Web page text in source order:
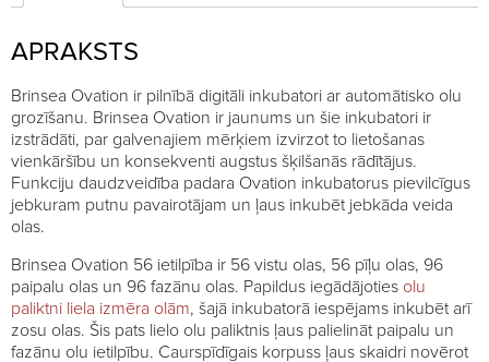
APRAKSTS
Brinsea Ovation ir pilnībā digitāli inkubatori ar automātisko olu
grozīšanu. Brinsea Ovation ir jaunums un šie inkubatori ir
izstrādāti, par galvenajiem mērķiem izvirzot to lietošanas
vienkāršību un konsekventi augstus šķilšanās rādītājus.
Funkciju daudzveidība padara Ovation inkubatorus pievilcīgus
jebkuram putnu pavairotājam un ļaus inkubēt jebkāda veida
olas.
Brinsea Ovation 56 ietilpība ir 56 vistu olas, 56 pīļu olas, 96
paipalu olas un 96 fazānu olas. Papildus iegādājoties olu
paliktni liela izmēra olām, šajā inkubatorā iespējams inkubēt arī
zosu olas. Šis pats lielo olu paliktnis ļaus palielināt paipalu un
fazānu olu ietilpību. Caurspīdīgais korpuss ļaus skaidri novērot